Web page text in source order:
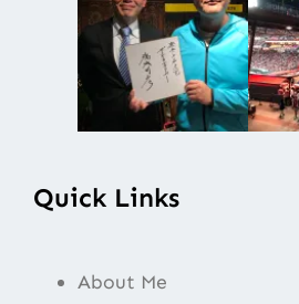
Quick Links
About Me